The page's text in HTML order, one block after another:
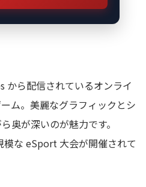
から配信されているオンライ
ム。美麗なグラフィックとシ
奥が深いのが魅力です。
な eSport 大会が開催されて